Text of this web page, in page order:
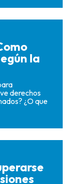
la
derechos
¿O que